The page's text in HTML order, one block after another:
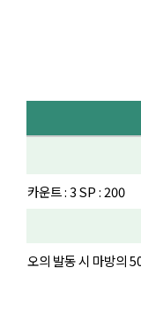
카운트 : 3 SP : 200
오의 발동 시 마방의